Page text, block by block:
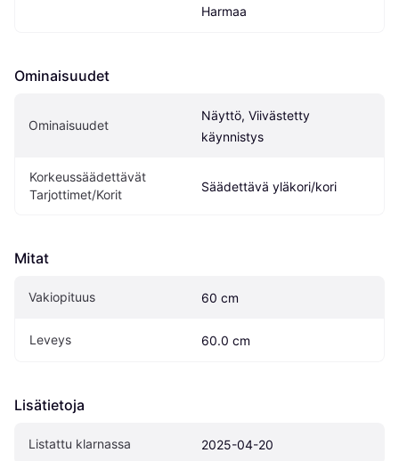
Harmaa
Ominaisuudet
Ominaisuudet
Näyttö, Viivästetty
käynnistys
Korkeussäädettävät
Tarjottimet/Korit
Säädettävä yläkori/kori
Mitat
Vakiopituus 60 cm
Leveys 60.0 cm
Lisätietoja
Listattu klarnassa 2025-04-20